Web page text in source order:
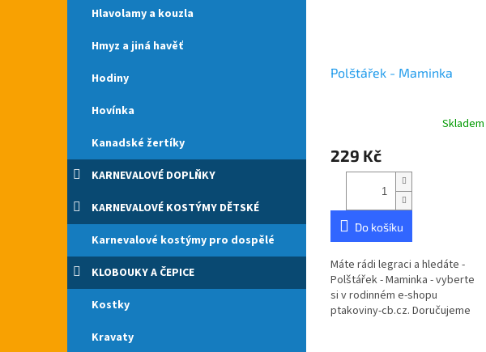
Hlavolamy a kouzla
Hmyz a jiná havěť
Hodiny
Hovínka
Kanadské žertíky
KARNEVALOVÉ DOPLŇKY
KARNEVALOVÉ KOSTÝMY DĚTSKÉ
Karnevalové kostýmy pro dospělé
KLOBOUKY A ČEPICE
Kostky
Kravaty
Polštářek - Maminka
Skladem
229 Kč
Do košíku
Máte rádi legraci a hledáte -
Polštářek - Maminka - vyberte
si v rodinném e-shopu
ptakoviny-cb.cz. Doručujeme